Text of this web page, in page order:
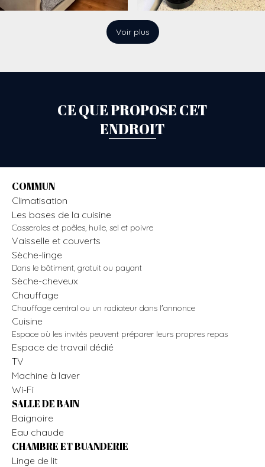
Voir plus
CE QUE PROPOSE CET
ENDROIT
COMMUN
Climatisation
Les bases de la cuisine
Casseroles et poêles, huile, sel et poivre
Vaisselle et couverts
Sèche-linge
Dans le bâtiment, gratuit ou payant
Sèche-cheveux
Chauffage
Chauffage central ou un radiateur dans l'annonce
Cuisine
Espace où les invités peuvent préparer leurs propres repas
Espace de travail dédié
TV
Machine à laver
Wi-Fi
SALLE DE BAIN
Baignoire
Eau chaude
CHAMBRE ET BUANDERIE
Linge de lit